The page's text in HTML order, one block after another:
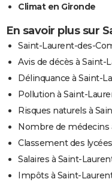
Climat en Gironde
En savoir plus sur
Saint-Laurent-des-
Avis de décès à
Délinquance à Saint-
Pollution à Saint-
Risques naturels à
Nombre de médecins
Classement des
Salaires à Saint-
Impôts à Saint-